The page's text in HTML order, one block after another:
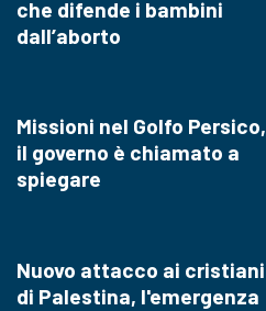
che difende i bambini
dall’aborto
Missioni nel Golfo Persico,
il governo è chiamato a
spiegare
Nuovo attacco ai cristiani
di Palestina, l'emergenza